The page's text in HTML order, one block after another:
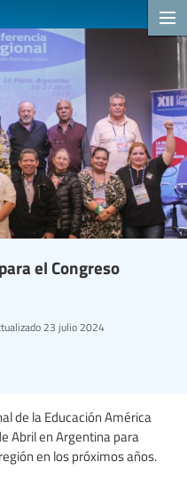
el Congreso
23 julio 2024
de la Educación América
Abril en Argentina para
en los próximos años.